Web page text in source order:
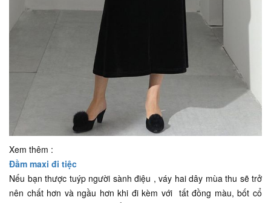
Xem thêm :
Đầm maxi đi tiệc
Nếu bạn thược tuýp người sành điệu , váy hai dây mùa thu sẽ trở
nên chất hơn và ngầu hơn khi đi kèm với tất đồng màu, bốt cổ